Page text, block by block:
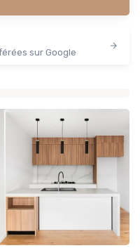
sur Google